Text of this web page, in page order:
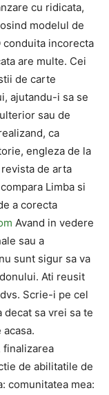
cu ridicata,
modelul de
conduita incorecta
are multe. Cei
de carte
ajutandu-i sa se
sau de
ca
engleza de la
de arta
Limba si
a corecta
Avand in vedere
sau a
sunt sigur sa va
Ati reusit
Scrie-i pe cel
decat sa vrei sa te
finalizarea
de abilitatile de
comunitatea mea: